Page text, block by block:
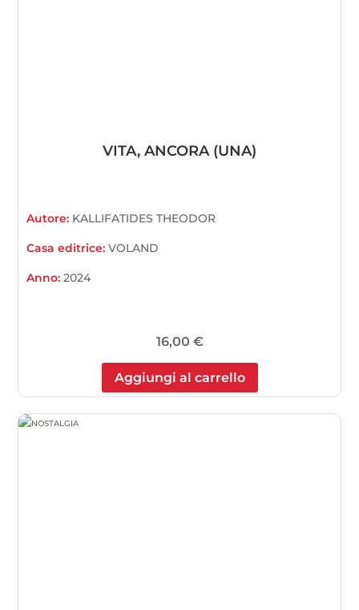
VITA, ANCORA (UNA)
Autore: KALLIFATIDES THEODOR
Casa editrice:VOLAND
Anno:2024
16,00 €
Aggiungi al carrello